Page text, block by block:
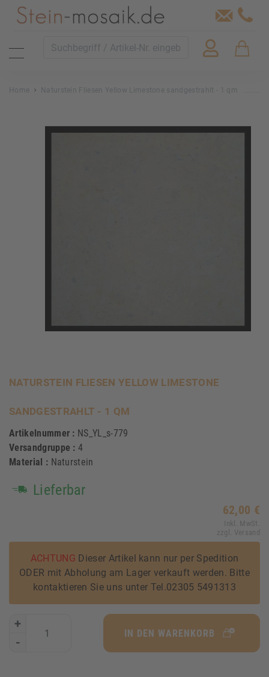
Home Naturstein Fliesen Yellow Limestone sandgestrahlt - 1 qm
NATURSTEIN FLIESEN YELLOW LIMESTONE
SANDGESTRAHLT - 1 QM
Artikelnummer : NS_YL_s-779
Versandgruppe :4
Material : Naturstein
Lieferbar
62,00 €
Inkl. MwSt.
zzgl. Versand
ACHTUNG Dieser Artikel kann nur per Spedition
ODER mit Abholung am Lager verkauft werden. Bitte
kontaktieren Sie uns unter Tel.02305 5491313
+
-
IN DEN WARENKORB